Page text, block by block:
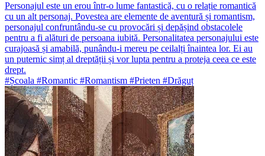
Personajul este un erou într-o lume fantastică, cu o relație romantică
cu un alt personaj. Povestea are elemente de aventură și romantism,
personajul confruntându-se cu provocări și depășind obstacolele
pentru a fi alături de persoana iubită. Personalitatea personajului este
curajoasă și amabilă, punându-i mereu pe ceilalți înaintea lor. Ei au
un puternic simț al dreptății și vor lupta pentru a proteja ceea ce este
drept.
#Școala #Romantic #Romantism #Prieten #Drăguț